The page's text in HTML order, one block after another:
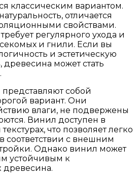
классическим вариантом.
отличается
свойствами.
регулярного ухода и
и гнили. Если вы
и эстетическую
древесина может стать
собой
вариант. Они
влаги, не подвержены
Винил доступен в
что позволяет легко
соответствии с внешним
Однако винил может
устойчивым к